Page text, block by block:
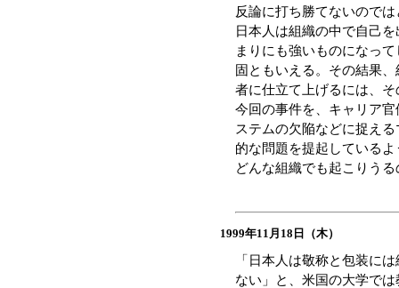
反論に打ち勝てないので
日本人は組織の中で自己
まりにも強いものになっ
固ともいえる。その結果
者に仕立て上げるには、
今回の事件を、キャリア
ステムの欠陥などに捉え
的な問題を提起している
どんな組織でも起こりうる
1999年11月18日（木）
「日本人は敬称と包装に
ない」と、米国の大学で